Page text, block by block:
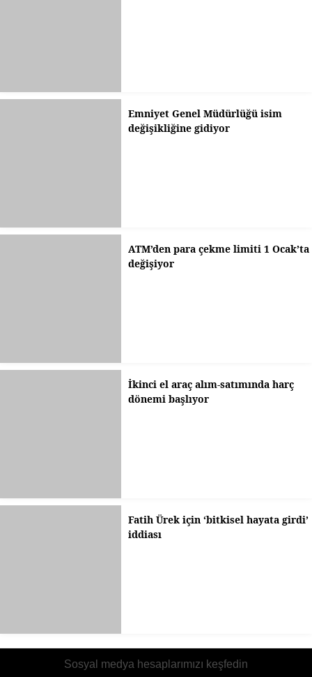
Emniyet Genel Müdürlüğü isim
değişikliğine gidiyor
ATM’den para çekme limiti 1 Ocak’ta
değişiyor
İkinci el araç alım-satımında harç
dönemi başlıyor
Fatih Ürek için ‘bitkisel hayata girdi’
iddiası
Sosyal medya hesaplarımızı keşfedin